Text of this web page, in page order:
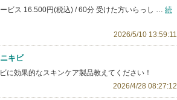
ビス 16.500円(税込) / 60分 受けた方いらっし … 続
2026/5/10 13:59:11
キビ
に効果的なスキンケア製品教えてください！
2026/4/28 08:27:12